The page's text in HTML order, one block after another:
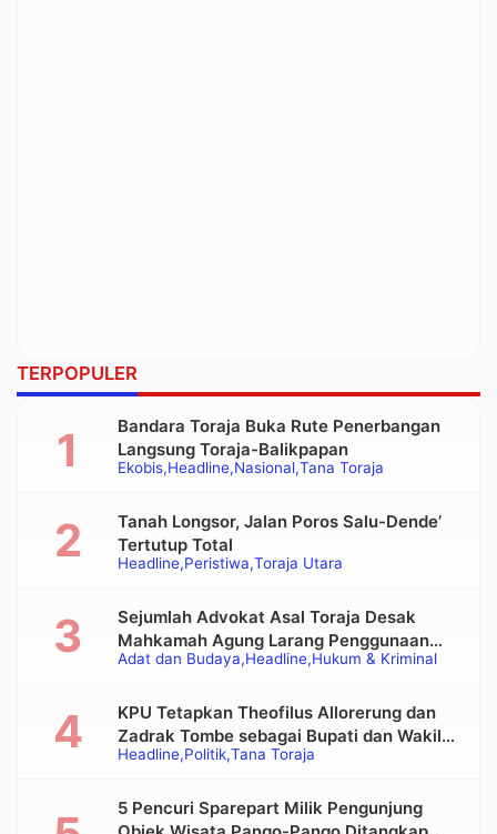
TERPOPULER
Ekobis Headline Nasional Tana Toraja
Bandara Toraja Buka Rute Penerbangan
Langsung Toraja-Balikpapan
Headline Peristiwa Toraja Utara
Tanah Longsor, Jalan Poros Salu-Dende’
Tertutup Total
Adat dan Budaya Headline Hukum & Kriminal
Sejumlah Advokat Asal Toraja Desak
Mahkamah Agung Larang Penggunaan
Alat Berat pada Eksekusi Rumah Adat
Headline Politik Tana Toraja
KPU Tetapkan Theofilus Allorerung dan
Zadrak Tombe sebagai Bupati dan Wakil
Bupati Tana Toraja Terpilih
5 Pencuri Sparepart Milik Pengunjung